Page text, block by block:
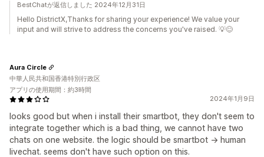
BestChatが返信しました 2024年12月31日
Hello DistrictX,Thanks for sharing your experience! We value your
input and will strive to address the concerns you've raised. 💡😊
2024年1月9日
looks good but when i install their smartbot, they don't seem to
integrate together which is a bad thing, we cannot have two
chats on one website. the logic should be smartbot -> human
livechat. seems don't have such option on this.
Aura Circle
中華人民共和国香港特別行政区
アプリの使用期間：約3時間